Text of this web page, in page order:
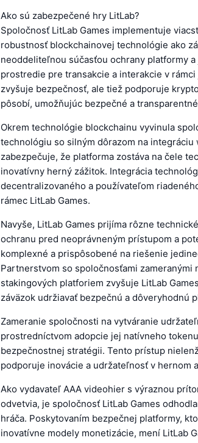
Ako sú zabezpečené hry LitLab?
Spoločnosť LitLab Games implementuje
robustnosť blockchainovej technológie ako
neoddeliteľnou súčasťou ochrany platformy
prostredie pre transakcie a interakcie v
zvyšuje bezpečnosť, ale tiež podporuje
pôsobí, umožňujúc bezpečné a
Okrem technológie blockchainu vyvinula
technológiu so silným dôrazom na
zabezpečuje, že platforma zostáva na čele
inovatívny herný zážitok. Integrácia
decentralizovaného a používateľom
rámec LitLab Games.
Navyše, LitLab Games prijíma rôzne
ochranu pred neoprávneným prístupom a
komplexné a prispôsobené na riešenie
Partnerstvom so spoločnosťami
stakingových platforiem zvyšuje LitLab
záväzok udržiavať bezpečnú a dôveryhodnú
Zameranie spoločnosti na vytváranie
prostredníctvom adopcie jej natívneho
bezpečnostnej stratégii. Tento prístup
podporuje inovácie a udržateľnosť v hernom
Ako vydavateľ AAA videohier s výraznou
odvetvia, je spoločnosť LitLab Games
hráča. Poskytovaním bezpečnej platformy,
inovatívne modely monetizácie, mení LitLab